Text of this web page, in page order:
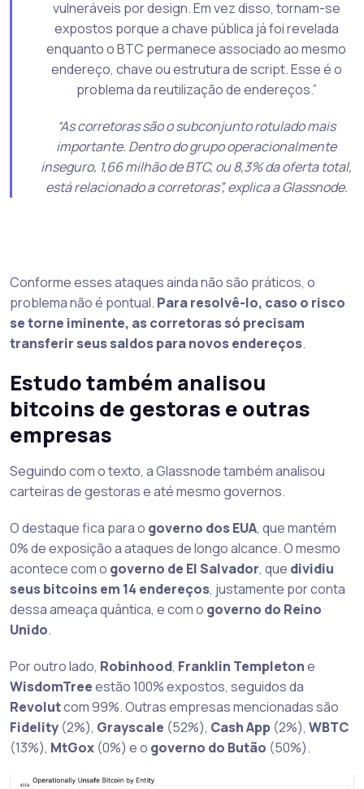
vulneráveis por design. Em vez disso, tornam-se
expostos porque a chave pública já foi revelada
enquanto o BTC permanece associado ao mesmo
endereço, chave ou estrutura de script. Esse é o
problema da reutilização de endereços.”
“As corretoras são o subconjunto rotulado mais
importante. Dentro do grupo operacionalmente
inseguro, 1,66 milhão de BTC, ou 8,3% da oferta total,
está relacionado a corretoras”, explica a Glassnode.
Conforme esses ataques ainda não são práticos, o
problema não é pontual. Para resolvê-lo, caso o risco
se torne iminente, as corretoras só precisam
transferir seus saldos para novos endereços.
Estudo também analisou
bitcoins de gestoras e outras
empresas
Seguindo com o texto, a Glassnode também analisou
carteiras de gestoras e até mesmo governos.
O destaque fica para o governo dos EUA, que mantém
0% de exposição a ataques de longo alcance. O mesmo
acontece com o governo de El Salvador, que dividiu
seus bitcoins em 14 endereços, justamente por conta
dessa ameaça quântica, e com o governo do Reino
Unido.
Por outro lado, Robinhood, Franklin Templetone
WisdomTreeestão 100% expostos, seguidos da
Revolutcom 99%. Outras empresas mencionadas são
Fidelity (2%), Grayscale (52%), Cash App (2%), WBTC
(13%), MtGox (0%) e o governo do Butão (50%).